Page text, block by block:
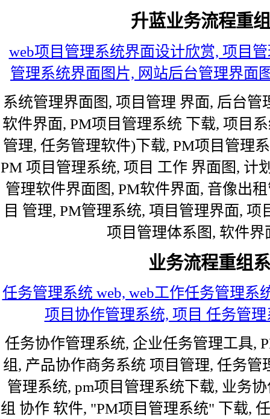
升蓝业务流程重
web项目管理系统界面设计欣赏, 项目
管理系统界面图片, 网站后台管理界面
系统管理界面图, 项目管理 界面, 后台
软件界面, PM项目管理系统 下载, 项目
管理, 任务管理软件)下载, PM项目管理
PM 项目管理系统, 项目 工作 界面图, 计
管理软件界面图, PM软件界面, 音像出
目 管理, PM管理系统, 項目管理界面,
项目管理体系图, 软件界
业务流程重组
任务管理系统 web, web工作任务管理系
项目协作管理系统, 项目 任务管
任务协作管理系统, 企业任务管理工具,
组, 产品协作商务系统 项目管理, 任务
管理系统, pm项目管理系统下载, 业务
组 协作 软件, "PM项目管理系统" 下载,